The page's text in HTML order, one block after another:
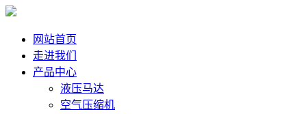
网站首页
走进我们
产品中心
液压马达
空气压缩机